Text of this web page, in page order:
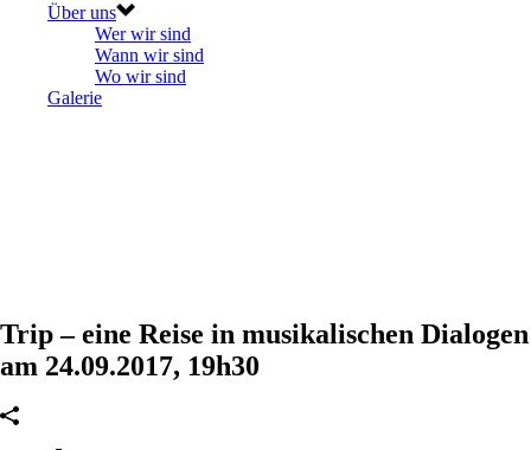
Über uns
Wer wir sind
Wann wir sind
Wo wir sind
Galerie
Trip – eine Reise in musikalischen Dialogen
am 24.09.2017, 19h30